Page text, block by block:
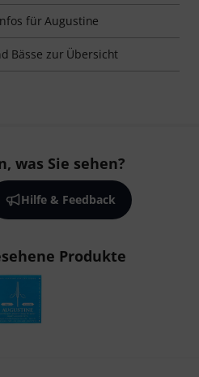
für Augustine
Bässe zur Übersicht
was Sie sehen?
Hilfe & Feedback
Produkte